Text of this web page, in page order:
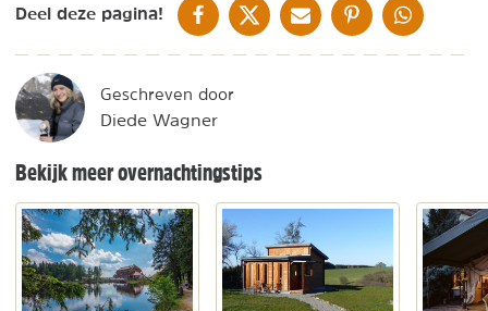
Deel deze pagina! DELEN OP FACEBOOK
DELEN OP XDELEN VIA DE MAIL
DELEN OP PINTEREST
DELEN OP
Geschreven door
Diede Wagner
Bekijk meer overnachtingstips